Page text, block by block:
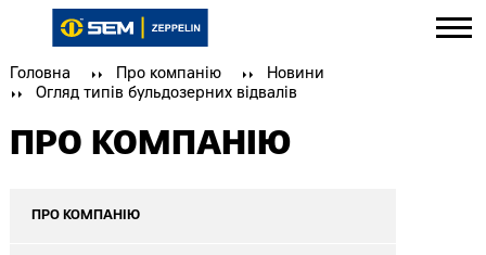
Головна Про компанію
Новини
Огляд типів бульдозерних відвалів
ПРО КОМПАНІЮ
ПРО КОМПАНІЮ